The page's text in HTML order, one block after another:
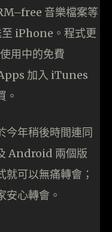
音樂檔案等
iPhone。程式更
用中的免費
加入 iTunes
。
今年稍後時間連同
Android 兩個版
可以無痛轉會；
安心轉會。